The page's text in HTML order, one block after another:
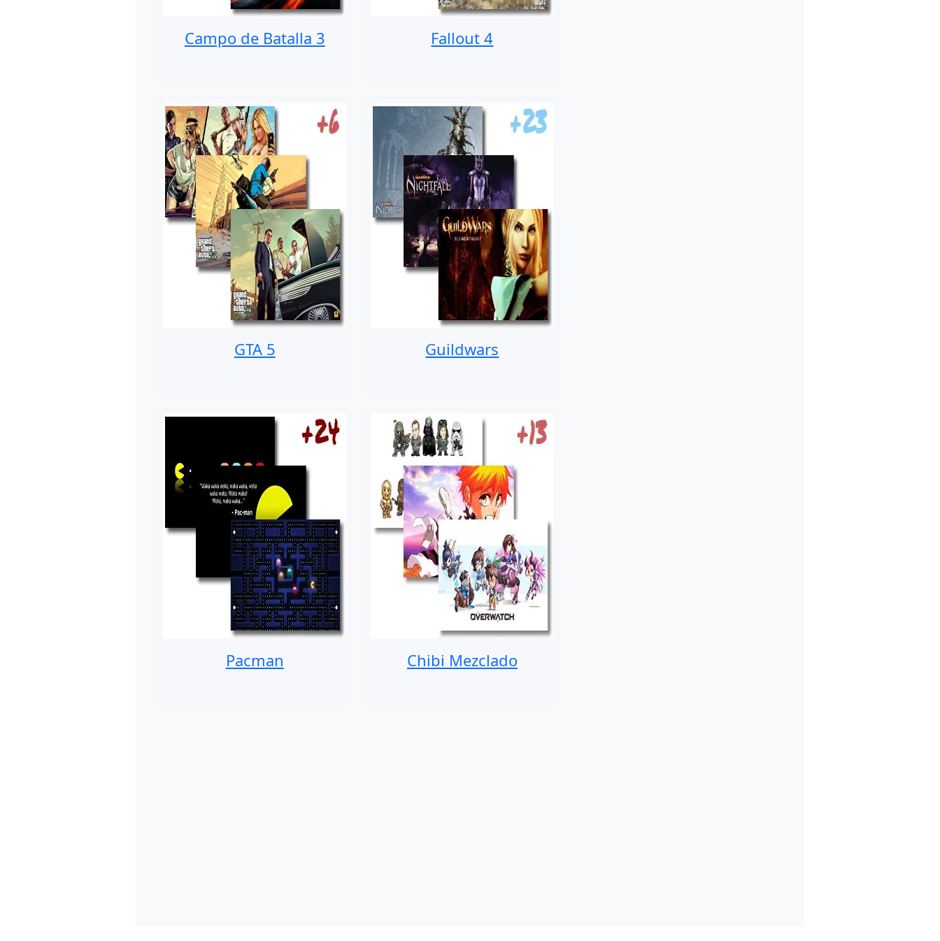
Campo de Batalla 3 Fallout 4
GTA 5 Guildwars
Pacman Chibi Mezclado